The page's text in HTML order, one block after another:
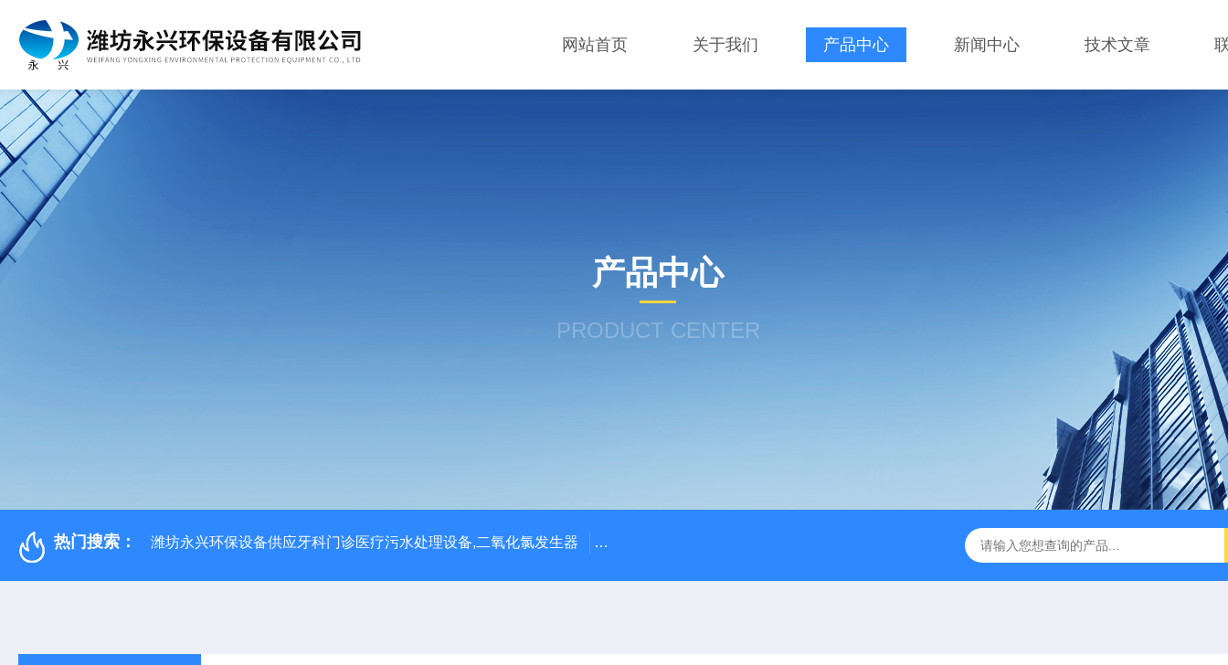
网站首页 关于我们 产品中心 新闻中心 技术文章
产品中心
PRODUCT CENTER
热门搜索： 潍坊永兴环保设备供应牙科门诊医疗污水处理设备,二氧化氯发生器 潍坊永兴环保设备公司供应四川成都一体化污水处理设备 电解法次氯酸钠发生器 二氧化氯发